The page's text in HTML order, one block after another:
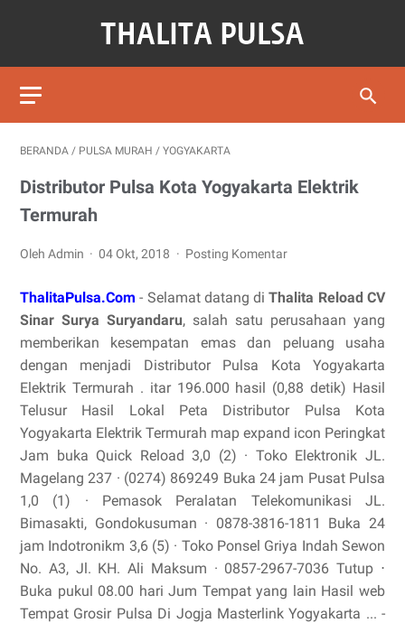
BERANDA / PULSA MURAH / YOGYAKARTA
Distributor Pulsa Kota Yogyakarta Elektrik
Termurah
Oleh Admin 04 Okt, 2018 Posting Komentar
ThalitaPulsa.Com - Selamat datang diThalita Reload CV
Sinar Surya Suryandaru, salah satu perusahaan yang
memberikan kesempatan emas dan peluang usaha
dengan menjadi Distributor Pulsa Kota Yogyakarta
Elektrik Termurah . itar 196.000 hasil (0,88 detik) Hasil
Telusur Hasil Lokal Peta Distributor Pulsa Kota
Yogyakarta Elektrik Termurah map expand icon Peringkat
Jam buka Quick Reload 3,0 (2) · Toko Elektronik JL.
Magelang 237 · (0274) 869249 Buka 24 jam Pusat Pulsa
1,0 (1) · Pemasok Peralatan Telekomunikasi JL.
Bimasakti, Gondokusuman · 0878-3816-1811 Buka 24
jam Indotronikm 3,6 (5) · Toko Ponsel Griya Indah Sewon
No. A3, Jl. KH. Ali Maksum · 0857-2967-7036 Tutup ⋅
Buka pukul 08.00 hari Jum Tempat yang lain Hasil web
Tempat Grosir Pulsa Di Jogja Masterlink Yogyakarta ... -